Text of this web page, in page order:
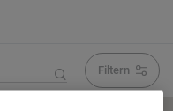
Filtern